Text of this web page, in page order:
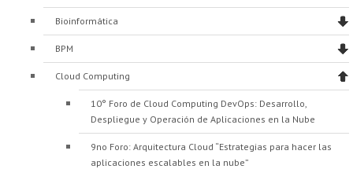
Bioinformática
BPM
Cloud Computing
10° Foro de Cloud Computing DevOps: Desarrollo,
Despliegue y Operación de Aplicaciones en la Nube
9no Foro: Arquitectura Cloud “Estrategias para hacer las
aplicaciones escalables en la nube”